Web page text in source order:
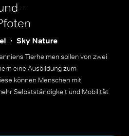
-
Sky Nature
Tierheimen sollen von zwei
eine Ausbildung zum
können Menschen mit
Selbstständigkeit und Mobilität